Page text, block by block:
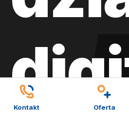
Kontakt Oferta